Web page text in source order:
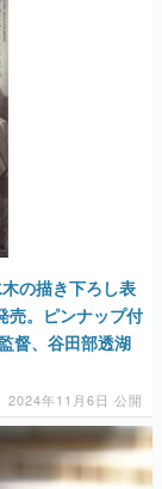
の描き下ろし表
売。ピンナップ付
督、谷田部透湖
2024年11月6日 公開